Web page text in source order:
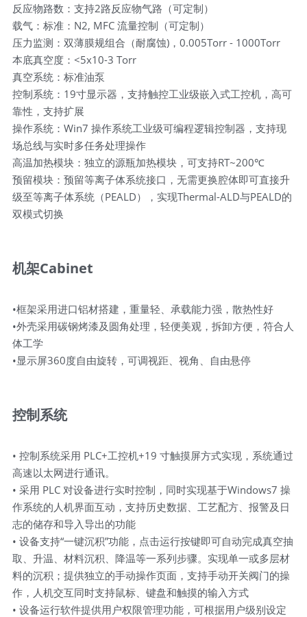
反应物路数：支持2路反应物气路（可定制）
载气：标准：N2, MFC 流量控制（可定制）
压力监测：双薄膜规组合（耐腐蚀)，0.005Torr - 1000Torr
本底真空度：<5x10-3 Torr
真空系统：标准油泵
控制系统：19寸显示器，支持触控工业级嵌入式工控机，高可
靠性，支持扩展
操作系统：Win7 操作系统工业级可编程逻辑控制器，支持现
场总线与实时多任务处理操作
高温加热模块：独立的源瓶加热模块，可支持RT~200℃
预留模块：预留等离子体系统接口，无需更换腔体即可直接升
级至等离子体系统（PEALD），实现Thermal-ALD与PEALD的
双模式切换
机架Cabinet
•框架采用进口铝材搭建，重量轻、承载能力强，散热性好
•外壳采用碳钢烤漆及圆角处理，轻便美观，拆卸方便，符合人
体工学
•显示屏360度自由旋转，可调视距、视角、自由悬停
控制系统
• 控制系统采用 PLC+工控机+19 寸触摸屏方式实现，系统通过
高速以太网进行通讯。
• 采用 PLC 对设备进行实时控制，同时实现基于Windows7 操
作系统的人机界面互动，支持历史数据、工艺配方、报警及日
志的储存和导入导出的功能
• 设备支持“一键沉积”功能，点击运行按键即可自动完成真空抽
取、升温、材料沉积、降温等一系列步骤。实现单一或多层材
料的沉积；提供独立的手动操作页面，支持手动开关阀门的操
作，人机交互同时支持鼠标、键盘和触摸的输入方式
• 设备运行软件提供用户权限管理功能，可根据用户级别设定